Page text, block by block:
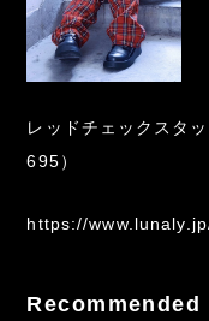
レッドチェックスタ
695）
https://
Recommended